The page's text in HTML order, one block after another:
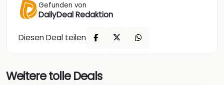
Gefunden von
DailyDeal Redaktion
Diesen Deal teilen
Weitere tolle Deals